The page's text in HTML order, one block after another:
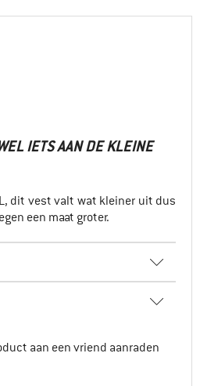
IETS AAN DE KLEINE
dit vest valt wat kleiner uit dus
een maat groter.
aan een vriend aanraden